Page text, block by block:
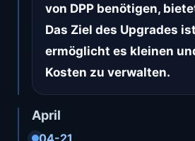
von DPP benötigen,
Das Ziel des Upgrades
ermöglicht es kleinen
Kosten zu verwalten.
April
04-21